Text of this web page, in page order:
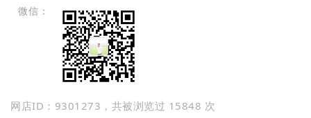
微信：
网店ID：9301273，共被浏览过 15848 次